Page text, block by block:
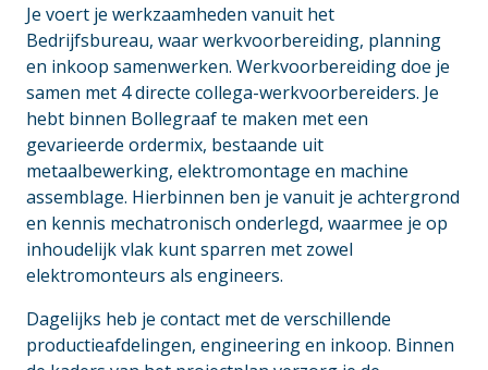
Je voert je werkzaamheden vanuit het
Bedrijfsbureau, waar werkvoorbereiding, planning
en inkoop samenwerken. Werkvoorbereiding doe je
samen met 4 directe collega-werkvoorbereiders. Je
hebt binnen Bollegraaf te maken met een
gevarieerde ordermix, bestaande uit
metaalbewerking, elektromontage en machine
assemblage. Hierbinnen ben je vanuit je achtergrond
en kennis mechatronisch onderlegd, waarmee je op
inhoudelijk vlak kunt sparren met zowel
elektromonteurs als engineers.
Dagelijks heb je contact met de verschillende
productieafdelingen, engineering en inkoop. Binnen